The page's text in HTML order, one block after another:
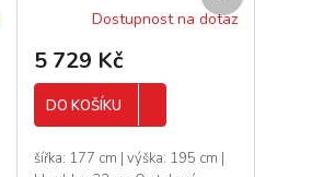
artisan/antracit
Dostupnost na dotaz
5 729 Kč
DO KOŠÍKU
šířka: 177 cm | výška: 195 cm |